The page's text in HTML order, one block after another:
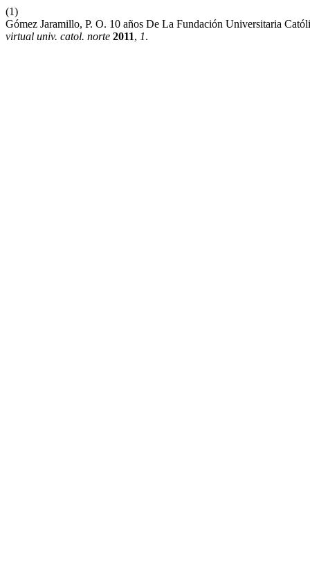
(1)
Gómez Jaramillo, P. O. 10 años De La Fundación Universitaria
virtual univ. catol. norte 2011, 1.